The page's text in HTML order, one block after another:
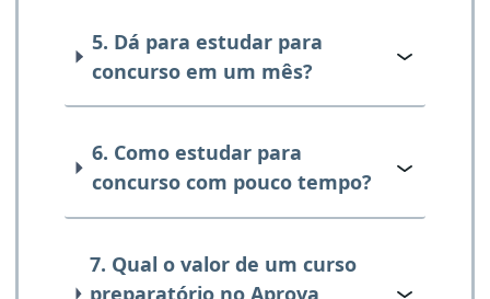
5. Dá para estudar para
concurso em um mês?
6. Como estudar para
concurso com pouco tempo?
7. Qual o valor de um curso
preparatório no Aprova